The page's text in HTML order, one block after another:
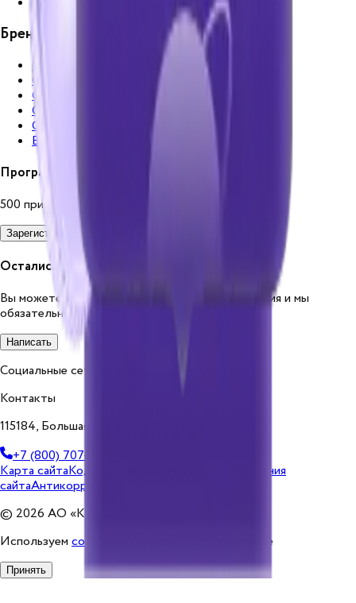
Бренды
Cosmos Collection
Cosmos Selection
Cosmos Hotels
Сosmos Smart
Cosmos Stay Apartments
Все бренды
Программа лояльности
500 приветственных баллов за регистрацию
Зарегистрироваться
Остались вопросы?
Вы можете оставить свои вопросы или пожелания и мы
обязательно свяжемся с Вами
Написать
Социальные сети
Контакты
115184, Большая Татарская ул., 13, стр. 1
+7 (800) 707-77-64
Карта сайтаКодекс этики
Политика использования
сайтаАнтикоррупционная политика
© 2026 АО «Космос ОГ»
Используем cookies что бы сайт работал лучше
Принять